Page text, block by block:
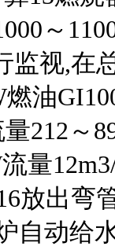
～
监视,在
油
212～
量
放出弯
自动给